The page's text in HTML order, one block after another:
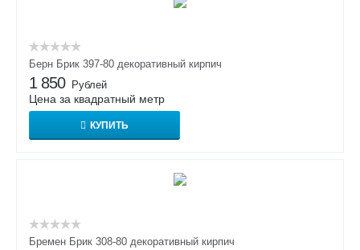
Берн Брик 397-80 декоративный кирпич
1 850 Рублей
Цена за квадратный метр
КУПИТЬ
Бремен Брик 308-80 декоративный кирпич